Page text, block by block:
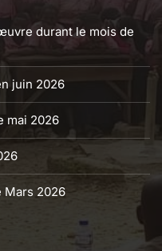
durant le mois de
juin 2026
mai 2026
Mars 2026